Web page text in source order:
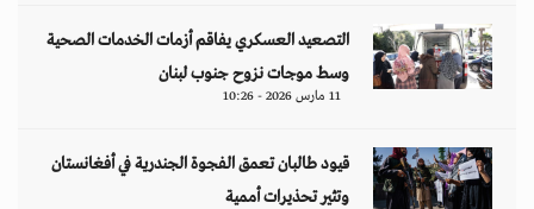
التصعيد العسكري يفاقم أزمات الخدمات الصحية
وسط موجات نزوح جنوب لبنان
11 مارس 2026 - 10:26
قيود طالبان تعمق الفجوة الجندرية في أفغانستان
وتثير تحذيرات أممية